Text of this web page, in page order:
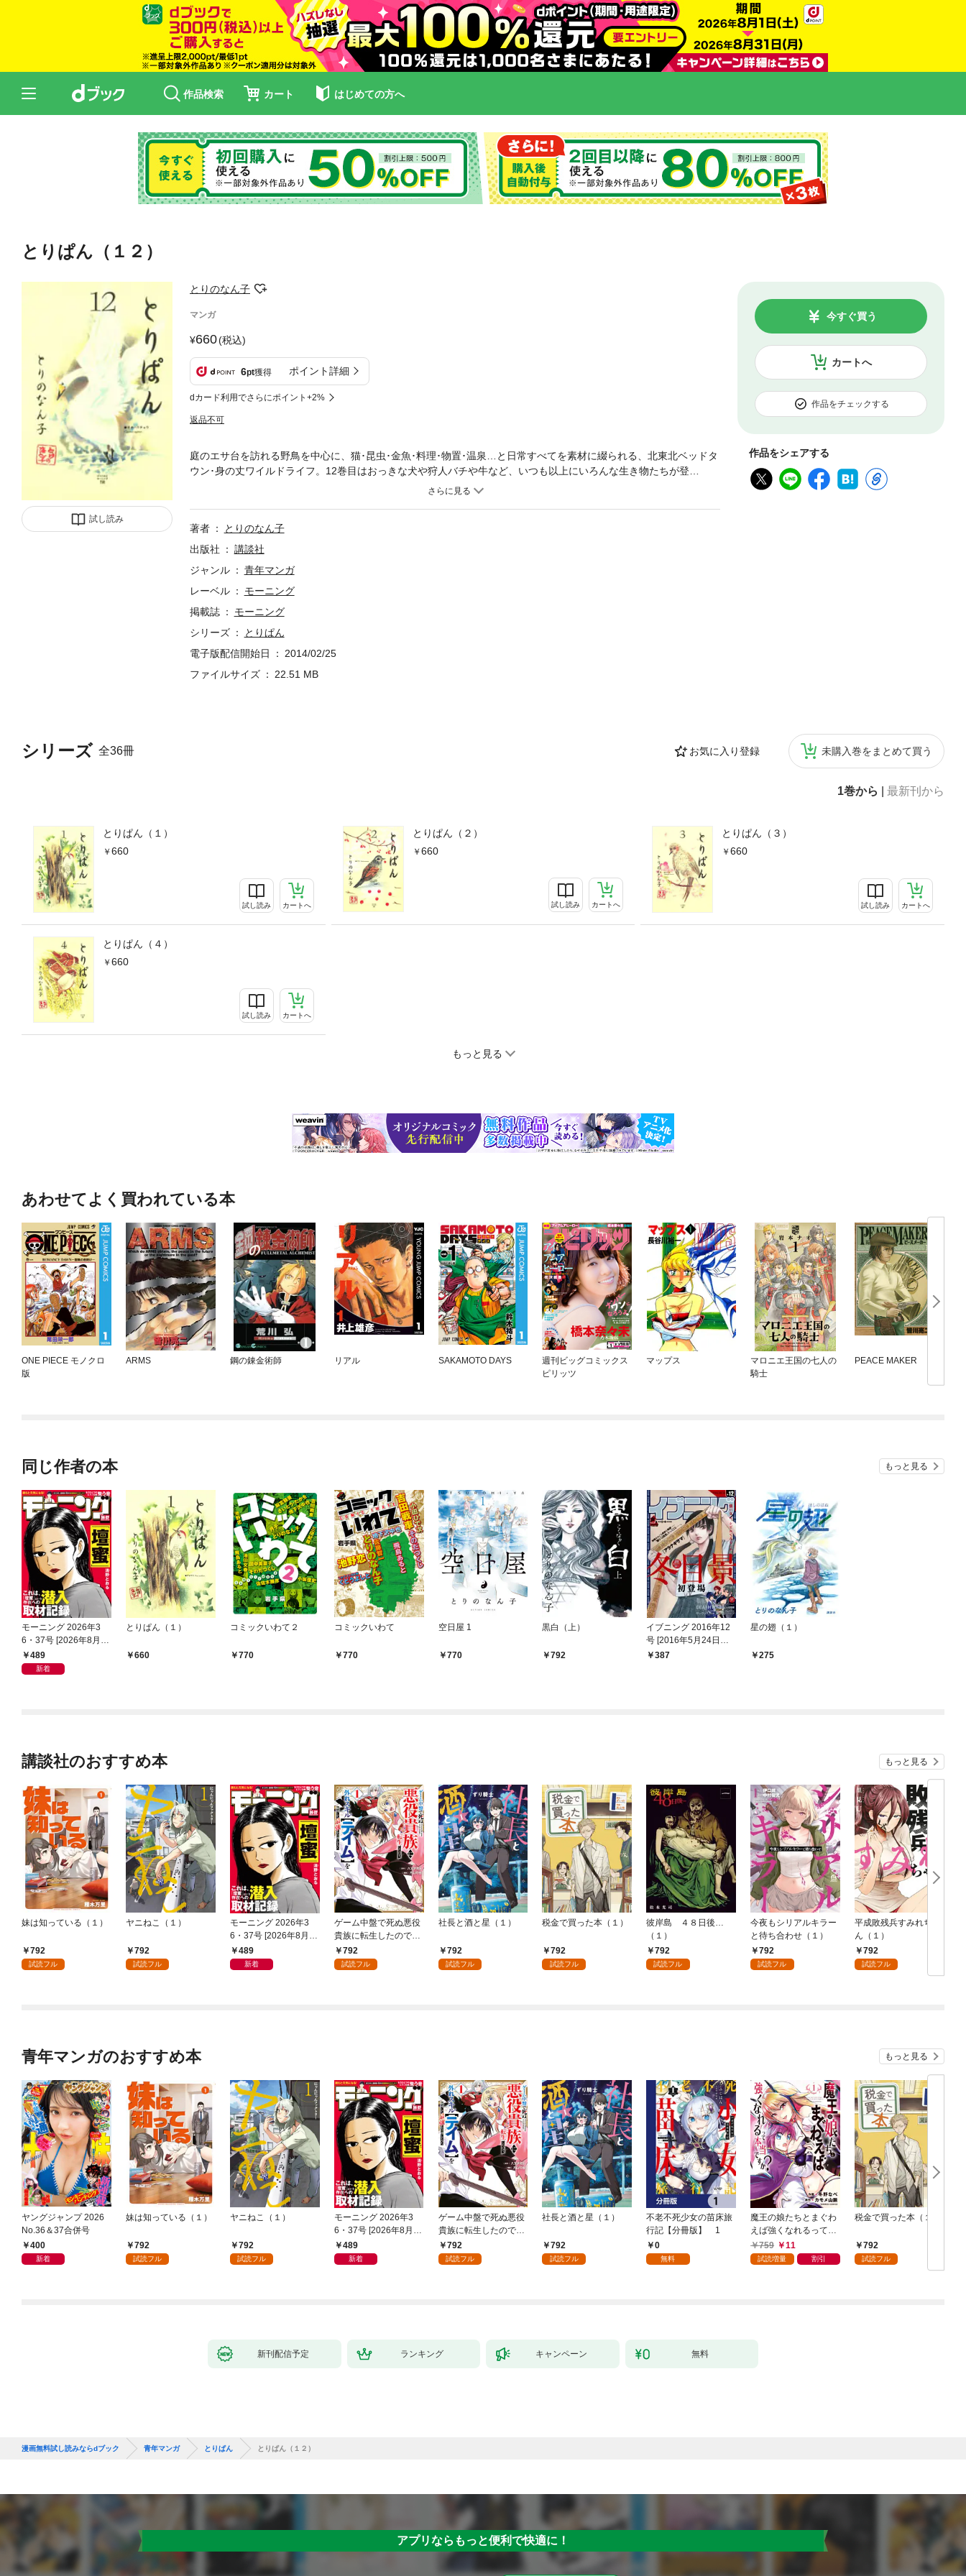
作品検索 カート はじめての方へ
とりぱん（１２）
試し読み
とりのなん子
マンガ
660(税込)
6pt獲得 ポイント詳細
dカード利用でさらにポイント+2%
返品不可
カートへ
今すぐ買う
作品をチェックする
作品をシェアする
シリーズ 全36冊 お気に入り登録 未購入巻をまとめて買う
1巻から 最新刊から
とりぱん（１）
660
試し読み カートへ
とりぱん（２）
660
試し読み カートへ
とりぱん（３）
660
試し読み カートへ
とりぱん（４）
660
試し読み カートへ
もっと見る
庭のエサ台を訪れる野鳥を中心に、猫･昆虫･金魚･料理･物置･温泉…と日常すべてを素材に綴られる、北東北ベッドタ
ウン･身の丈ワイルドライフ。12巻目はおっきな犬や狩人バチや牛など、いつも以上にいろんな生き物たちが登
場。”震災後”の東北も語られます。かわぐちかいじ公認･おなじみパロディ編『私はビートリズ』も収録! ｢るりさんと
著者
とりのなん子
出版社
講談社
ジャンル
青年マンガ
レーベル
モーニング
掲載誌
モーニング
シリーズ
とりぱん
電子版配信開始日
2014/02/25
ファイルサイズ
22.51 MB
あわせてよく買われている本
ONE PIECE モノクロ
版
ARMS 鋼の錬金術師 リアル SAKAMOTO DAYS
週刊ビッグコミックス
ピリッツ
マップス
マロニエ王国の七人の
騎士
PEACE MAKER
同じ作者の本 もっと見る
モーニング 2026年3
6・37号 [2026年8月6
日発売]
489
新着
とりぱん（１）
660
コミックいわて２
770
コミックいわて
770
空日屋 1
770
黒白（上）
792
イブニング 2016年12
号 [2016年5月24日発
売]387
星の翅（１）
275
講談社のおすすめ本 もっと見る
妹は知っている（１）
792
試読フル
ヤニねこ（１）
792
試読フル
モーニング 2026年3
6・37号 [2026年8月6
日発売]
489
新着
ゲーム中盤で死ぬ悪役
貴族に転生したので、
外れスキル【テイム】
を駆使して最強を目指
792
試読フル
社長と酒と星（１）
792
試読フル
税金で買った本（１）
792
試読フル
彼岸島 ４８日後…
（１）
792
試読フル
今夜もシリアルキラー
と待ち合わせ（１）
792
試読フル
平成敗残兵すみれちゃ
ん（１）
792
試読フル
青年マンガのおすすめ本 もっと見る
ヤングジャンプ 2026
No.36＆37合併号
400
新着
妹は知っている（１）
792
試読フル
ヤニねこ（１）
792
試読フル
モーニング 2026年3
6・37号 [2026年8月6
日発売]
489
新着
ゲーム中盤で死ぬ悪役
貴族に転生したので、
外れスキル【テイム】
を駆使して最強を目指
792
試読フル
社長と酒と星（１）
792
試読フル
不老不死少女の苗床旅
行記【分冊版】 1
0
無料
魔王の娘たちとまぐわ
えば強くなれるって本
当ですか？【特典ペー
パー付き】【カラーペ
759 11
試読増量 割引
税金で買った本（１）
792
試読フル
新刊配信予定 ランキング キャンペーン 無料
漫画無料試し読みならdブック 青年マンガ とりぱん とりぱん（１２）
アプリならもっと便利で快適に！